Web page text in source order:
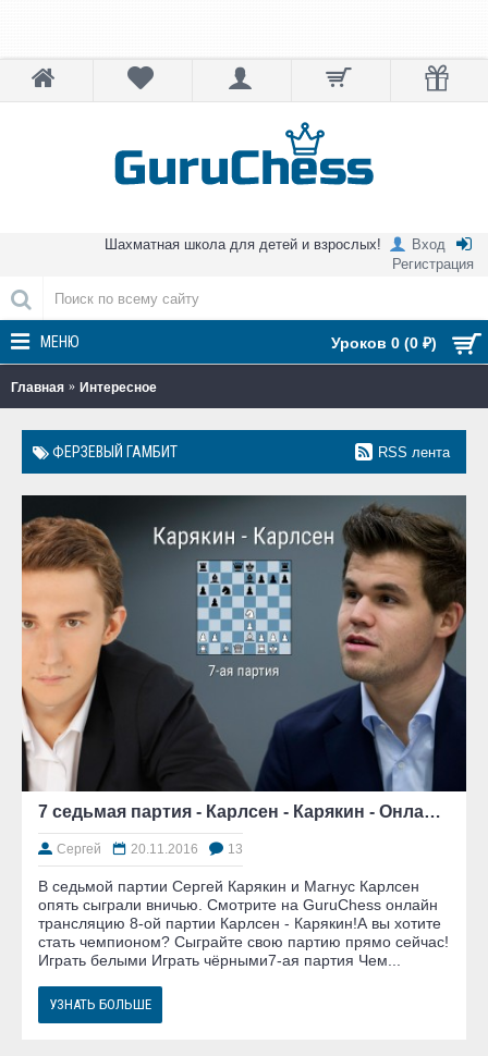
Шахматная школа для детей и взрослых!
Вход
Регистрация
Уроков 0 (0 ₽)
МЕНЮ
Главная Интересное
ФЕРЗЕВЫЙ ГАМБИТ RSS лента
7 седьмая партия - Карлсен - Карякин - Онлайн трансляция - Матч за звание чемпиона мира по шахматам 2016 - GuruChess.ru
Сергей 20.11.2016 13
В седьмой партии Сергей Карякин и Магнус Карлсен
опять сыграли вничью. Смотрите на GuruChess онлайн
трансляцию 8-ой партии Карлсен - Карякин!А вы хотите
стать чемпионом? Сыграйте свою партию прямо сейчас!
Играть белыми Играть чёрными7-ая партия Чем...
УЗНАТЬ БОЛЬШЕ